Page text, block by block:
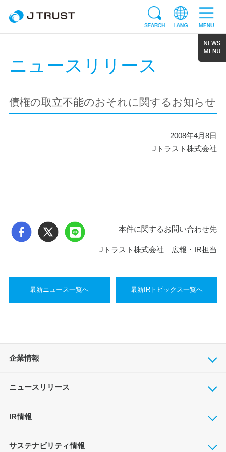
ニュースリリース
債権の取立不能のおそれに関するお知らせ
2008年4月8日
Jトラスト株式会社
本件に関するお問い合わせ先
Jトラスト株式会社 広報・IR担当
最新ニュース一覧へ 最新IRトピックス一覧へ
企業情報
ニュースリリース
IR情報
サステナビリティ情報